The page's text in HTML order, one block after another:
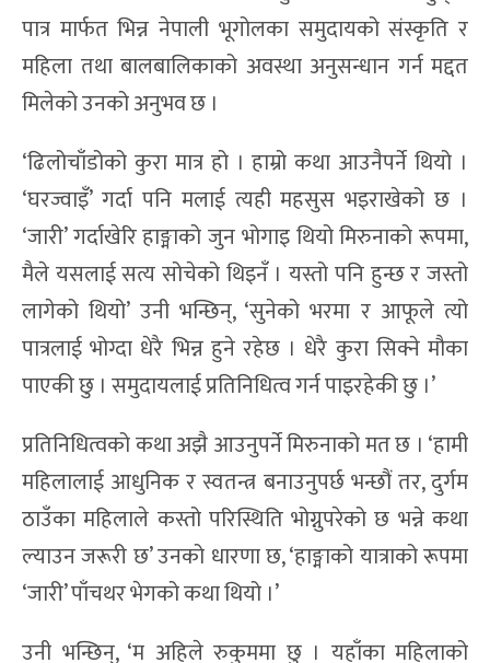
पात्र मार्फत भिन्न नेपाली भूगोलका समुदायको संस्कृति र
महिला तथा बालबालिकाको अवस्था अनुसन्धान गर्न मद्दत
मिलेको उनको अनुभव छ ।
‘ढिलोचाँडोको कुरा मात्र हो । हाम्रो कथा आउनैपर्ने थियो ।
‘घरज्वाइँ’ गर्दा पनि मलाई त्यही महसुस भइराखेको छ ।
‘जारी’ गर्दाखेरि हाङ्माको जुन भोगाइ थियो मिरुनाको रूपमा,
मैले यसलाई सत्य सोचेको थिइनँ । यस्तो पनि हुन्छ र जस्तो
लागेको थियो’ उनी भन्छिन्, ‘सुनेको भरमा र आफूले त्यो
पात्रलाई भोग्दा धेरै भिन्न हुने रहेछ । धेरै कुरा सिक्ने मौका
पाएकी छु । समुदायलाई प्रतिनिधित्व गर्न पाइरहेकी छु ।’
प्रतिनिधित्वको कथा अझै आउनुपर्ने मिरुनाको मत छ । ‘हामी
महिलालाई आधुनिक र स्वतन्त्र बनाउनुपर्छ भन्छौं तर, दुर्गम
ठाउँका महिलाले कस्तो परिस्थिति भोग्नुपरेको छ भन्ने कथा
ल्याउन जरूरी छ’ उनको धारणा छ, ‘हाङ्माको यात्राको रूपमा
‘जारी’ पाँचथर भेगको कथा थियो ।’
उनी भन्छिन्, ‘म अहिले रुकुममा छु । यहाँका महिलाको